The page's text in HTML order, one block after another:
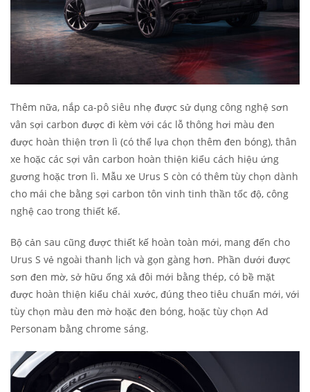
Thêm nữa, nắp ca-pô siêu nhẹ được sử dụng công nghệ sơn
vân sợi carbon được đi kèm với các lỗ thông hơi màu đen
được hoàn thiện trơn lì (có thể lựa chọn thêm đen bóng), thân
xe hoặc các sợi vân carbon hoàn thiện kiểu cách hiệu ứng
gương hoặc trơn lì. Mẫu xe Urus S còn có thêm tùy chọn dành
cho mái che bằng sợi carbon tôn vinh tinh thần tốc độ, công
nghệ cao trong thiết kế.
Bộ cản sau cũng được thiết kế hoàn toàn mới, mang đến cho
Urus S vẻ ngoài thanh lịch và gọn gàng hơn. Phần dưới được
sơn đen mờ, sở hữu ống xả đôi mới bằng thép, có bề mặt
được hoàn thiện kiểu chải xước, đúng theo tiêu chuẩn mới, với
tùy chọn màu đen mờ hoặc đen bóng, hoặc tùy chọn Ad
Personam bằng chrome sáng.